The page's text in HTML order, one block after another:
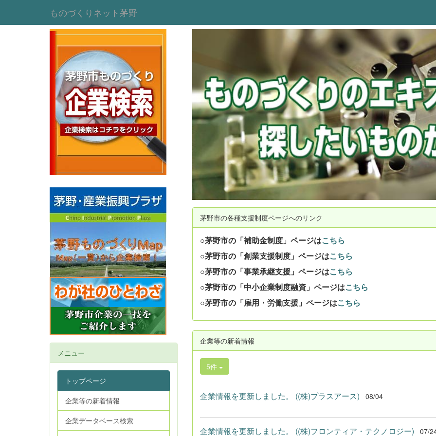
ものづくりネット茅野
茅野市の各種支援制度ページへのリンク
○茅野市の「補助金制度」ページはこちら
○茅野市の「創業支援制度」ページはこちら
○茅野市の「事業承継支援」ページはこちら
○茅野市の「中小企業制度融資」ページはこちら
○茅野市の「雇用・労働支援」ページはこちら
企業等の新着情報
5件
企業情報を更新しました。 ((株)プラスアース) 08/04
企業情報を更新しました。 ((株)フロンティア・テクノロジー) 07/
メニュー
トップページ
企業等の新着情報
企業データベース検索